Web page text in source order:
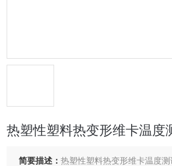
热塑性塑料热变形维卡温度
简要描述：热塑性塑料热变形维卡温度测